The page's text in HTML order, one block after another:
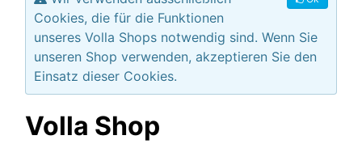
Cookies, die für die Funktionen
unseres Volla Shops notwendig sind. Wenn Sie
unseren Shop verwenden, akzeptieren Sie den
Einsatz dieser Cookies.
Volla Shop